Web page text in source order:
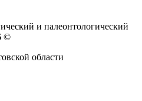
и палеонтологический
©
области